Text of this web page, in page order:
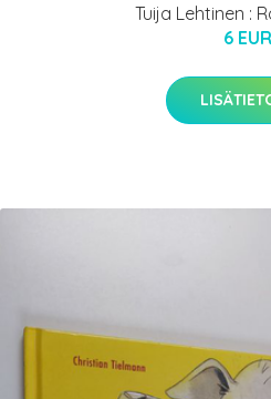
Tuija Lehtinen :
6 EUR